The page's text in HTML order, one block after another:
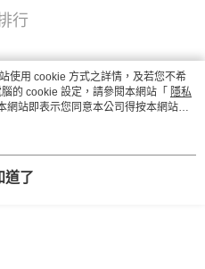
行
使用 cookie 方式之詳情，及若您不希
的 cookie 設定，請參閱本網站「 隱私
網站即表示您同意本公司得按本網站使
道了